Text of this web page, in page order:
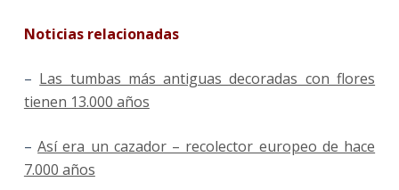
Noticias relacionadas
– Las tumbas más antiguas decoradas con flores
tienen 13.000 años
–Así era un cazador – recolector europeo de hace
7.000 años